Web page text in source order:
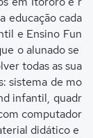
educação cada
e Ensino Fun
o alunado se
todas as sua
sistema de mo
infantil, quadr
computador
didático e